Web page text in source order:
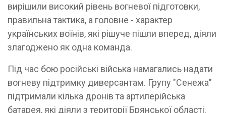
вирішили високий рівень вогневої підготовки,
правильна тактика, а головне - характер
українських воїнів, які рішуче пішли вперед, діяли
злагоджено як одна команда.
Під час бою російські війська намагались надати
вогневу підтримку диверсантам. Групу "Сенежа"
підтримали кілька дронів та артилерійська
батарея, які діяли з території Брянської області.